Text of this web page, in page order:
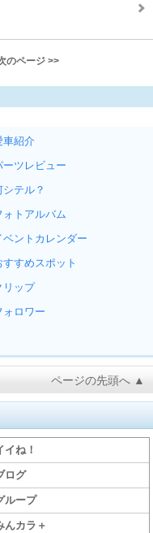
のページ >>
車紹介
ーツレビュー
シテル？
ォトアルバム
ベントカレンダー
すすめスポット
リップ
ォロワー
ページの先頭へ ▲
イね！
ログ
ループ
んカラ＋